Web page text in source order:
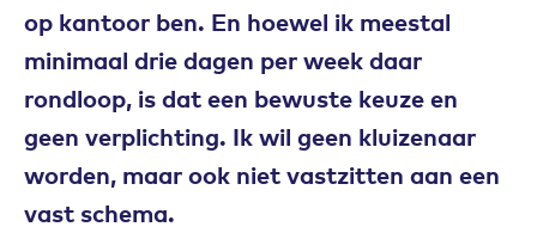
op kantoor ben. En hoewel ik meestal
minimaal drie dagen per week daar
rondloop, is dat een bewuste keuze en
geen verplichting. Ik wil geen kluizenaar
worden, maar ook niet vastzitten aan een
vast schema.